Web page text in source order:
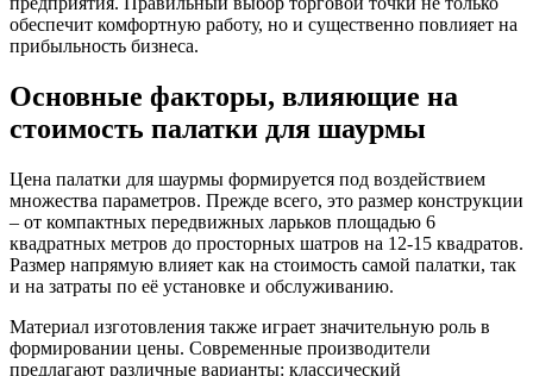
обеспечит комфортную работу, но и существенно повлияет на
прибыльность бизнеса.
Основные факторы, влияющие на
стоимость палатки для шаурмы
Цена палатки для шаурмы формируется под воздействием
множества параметров. Прежде всего, это размер конструкции
– от компактных передвижных ларьков площадью 6
квадратных метров до просторных шатров на 12-15 квадратов.
Размер напрямую влияет как на стоимость самой палатки, так
и на затраты по её установке и обслуживанию.
Материал изготовления также играет значительную роль в
формировании цены. Современные производители
предлагают различные варианты: классический